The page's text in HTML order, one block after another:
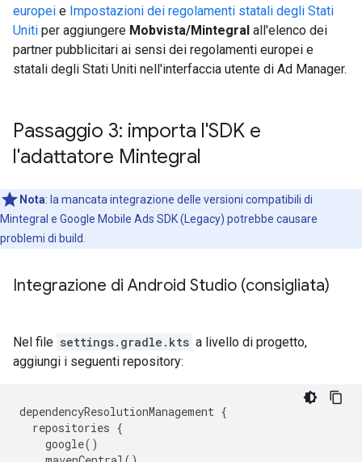
europei e Impostazioni dei regolamenti statali degli Stati
Uniti per aggiungere Mobvista/Mintegral all'elenco dei
partner pubblicitari ai sensi dei regolamenti europei e
statali degli Stati Uniti nell'interfaccia utente di Ad Manager.
Passaggio 3: importa l'SDK e
l'adattatore Mintegral
Nota: la mancata integrazione delle versioni compatibili di
Mintegral e Google Mobile Ads SDK (Legacy) potrebbe causare
problemi di build.
Integrazione di Android Studio (consigliata)
Nel file settings.gradle.kts a livello di progetto,
aggiungi i seguenti repository:
dependencyResolutionManagement {
repositories {
google()